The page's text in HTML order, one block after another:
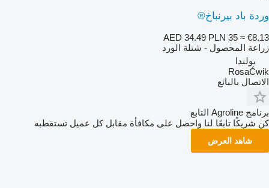
وردة باد بيرنباخ®
AED 34.49 PLN 35 ≈ €8.13
زراعة المحصول - شتلة الورد
بولندا
RosaĆwik
الاتصال بالبائع
برنامج Agroline التابع
كن شريكًا تابعًا لنا واحصل على مكافأة مقابل كل عميل تستقطبه
شاهد العرض